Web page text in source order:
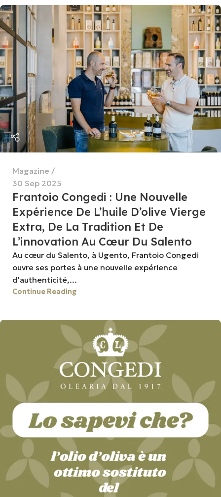
Magazine
30 Sep 2025
Frantoio Congedi : Une Nouvelle
Expérience De L’huile D’olive Vierge
Extra, De La Tradition Et De
L’innovation Au Cœur Du Salento
Au cœur du Salento, à Ugento, Frantoio Congedi
ouvre ses portes à une nouvelle expérience
d'authenticité,...
Continue Reading